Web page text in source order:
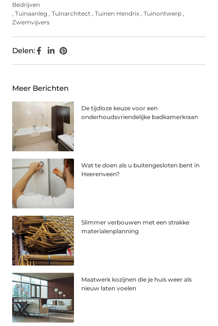
Bedrijven
, Tuinaanleg , Tuinarchitect , Tuinen Hendrix , Tuinontwerp ,
Zwemvijvers
Delen:
Meer Berichten
De tijdloze keuze voor een
onderhoudsvriendelijke badkamerkraan
Wat te doen als u buitengesloten bent in
Heerenveen?
Slimmer verbouwen met een strakke
materialenplanning
Maatwerk kozijnen die je huis weer als
nieuw laten voelen